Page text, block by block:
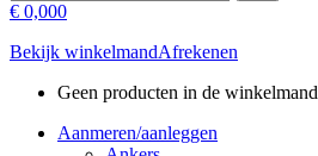
€ 0,000
Bekijk winkelmandAfrekenen
Geen producten in de winkelmand
Aanmeren/aanleggen